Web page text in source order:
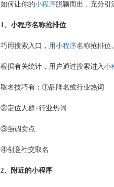
如何让你的小程序脱颖而出，充分引
1、 小程序名称抢排位
巧用搜索入口，用小程序名称抢排位。
根据有关统计，用户通过搜索进入小
取名技巧有： ①品牌名或行业热词
②定位人群+行业热词
③强调卖点
④创意社交取名
2、附近的小程序